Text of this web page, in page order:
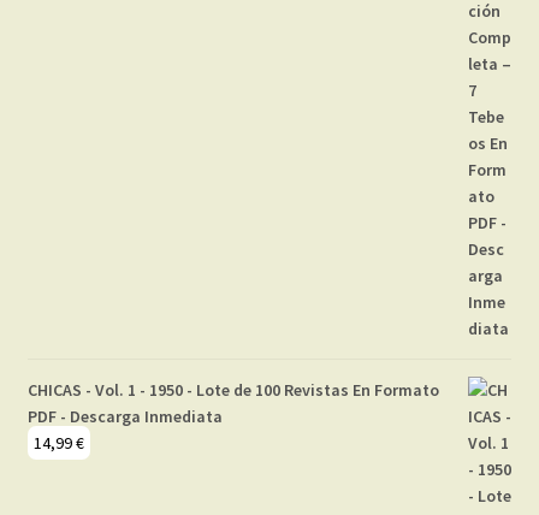
CHICAS - Vol. 1 - 1950 - Lote de 100 Revistas En Formato
PDF - Descarga Inmediata
14,99€